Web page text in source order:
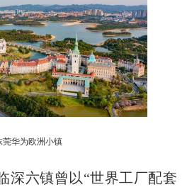
莞华为欧洲小镇
六镇曾以“世界工厂配套